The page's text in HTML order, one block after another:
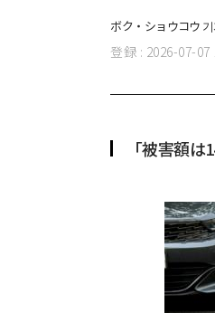
ボク・ショウコウ
登録 : 2026-07-07
「被害額